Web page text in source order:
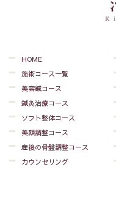
HOME
施術コース一覧
美容鍼コース
鍼灸治療コース
ソフト整体コース
美顔調整コース
産後の骨盤調整コース
カウンセリング